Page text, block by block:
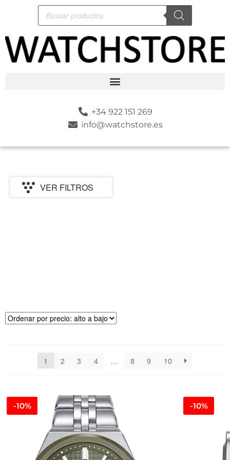
+34 922 151 269
info@watchstore.es
VER FILTROS
1 2 3 4 … 8 9 10
-10% -10%